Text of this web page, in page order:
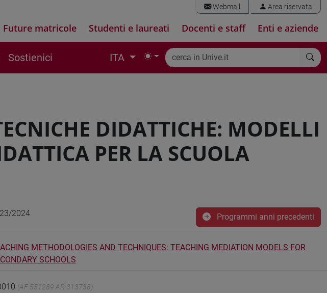
Webmail Area riservata
Future matricole Studenti e laureati Docenti e staff Enti e aziende
Sostienici ITA
DIDATTICHE: MODELLI
PER LA SCUOLA
2024 Programmi anni precedenti
METHODOLOGIES AND TECHNIQUES: TEACHING MEDIATION MODELS FOR
SCHOOLS
(AF:551289 AR:313738)